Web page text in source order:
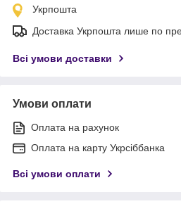
Укрпошта
Доставка Укрпошта лише по
Всі умови доставки
Умови оплати
Оплата на рахунок
Оплата на карту Укрсіббанка
Всі умови оплати